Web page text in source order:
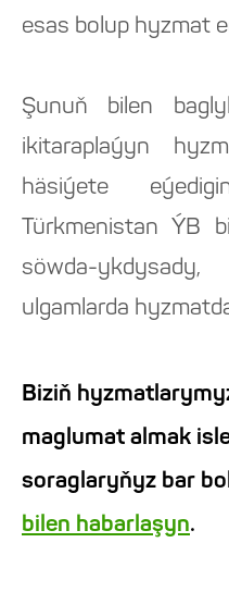
esas bolup hyzmat
Şunuň bilen
ikitaraplaýyn
häsiýete
Türkmenistan ÝB
söwda-ykdysady,
ulgamlarda
Biziň
maglumat almak
soraglaryňyz bar
bilen habarlaşyn.